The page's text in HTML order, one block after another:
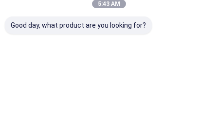
5:43 AM
Good day, what product are you looking for?